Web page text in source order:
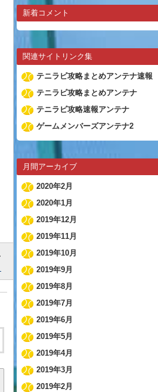
新着コメント
関連サイトリンク集
テニラビ攻略まとめアンテナ速報
テニラビ攻略まとめアンテナ
テニラビ攻略速報アンテナ
ゲームメンバーズアンテナ2
月間アーカイブ
2020年2月
2020年1月
2019年12月
2019年11月
2019年10月
2019年9月
2019年8月
2019年7月
2019年6月
2019年5月
2019年4月
2019年3月
2019年2月